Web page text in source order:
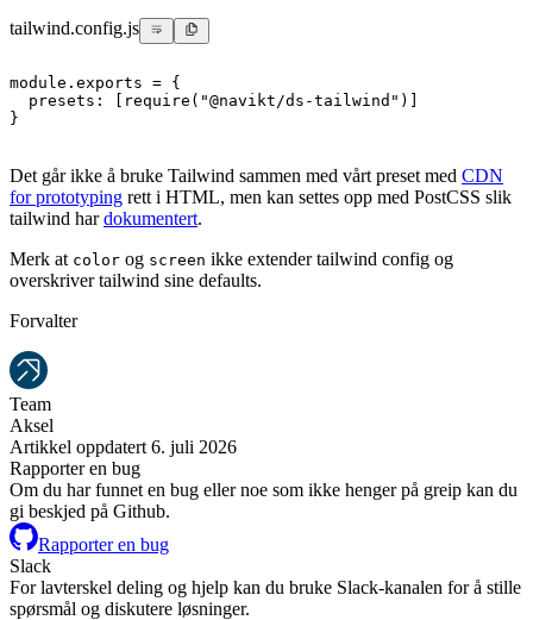
tailwind.config.js
module . exports = {
presets : require ( "@navikt/ds-tailwind" )
}
Det går ikke å bruke Tailwind sammen med vårt preset med CDN
for prototyping rett i HTML, men kan settes opp med PostCSS slik
tailwind hardokumentert.
Merk at color og screen ikke extender tailwind config og
overskriver tailwind sine defaults.
Forvalter
Team
Aksel
Artikkel oppdatert 6. juli 2026
Rapporter en bug
Om du har funnet en bug eller noe som ikke henger på greip kan du
gi beskjed på Github.
Rapporter en bug
Slack
For lavterskel deling og hjelp kan du bruke Slack-kanalen for å stille
spørsmål og diskutere løsninger.